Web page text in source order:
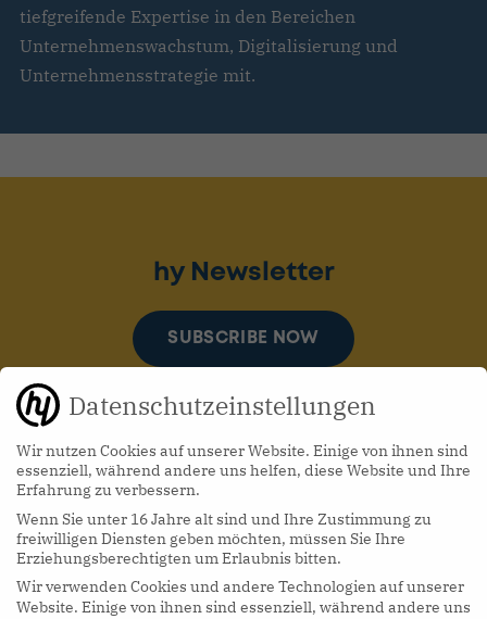
tiefgreifende Expertise in den Bereichen
Unternehmenswachstum, Digitalisierung und
Unternehmensstrategie mit.
hy Podcasts
LISTEN NOW
hy Newsletter
SUBSCRIBE NOW
Datenschutzeinstellungen
Wir nutzen Cookies auf unserer Website. Einige von ihnen sind
essenziell, während andere uns helfen, diese Website und Ihre
Erfahrung zu verbessern.
Wenn Sie unter 16 Jahre alt sind und Ihre Zustimmung zu
freiwilligen Diensten geben möchten, müssen Sie Ihre
Erziehungsberechtigten um Erlaubnis bitten.
Wir verwenden Cookies und andere Technologien auf unserer
Website. Einige von ihnen sind essenziell, während andere uns